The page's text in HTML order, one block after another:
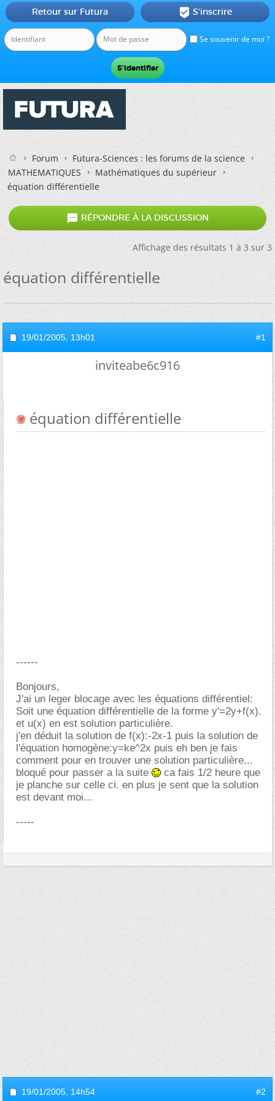
Se souvenir de moi ?
Retour sur Futura  S'inscrire
Forum
Futura-Sciences : les forums de la science
MATHEMATIQUES
Mathématiques du supérieur
équation différentielle
 RÉPONDRE À LA DISCUSSION
Affichage des résultats 1 à 3 sur 3
équation différentielle
19/01/2005, 13h01 #1
inviteabe6c916
équation différentielle
------
Bonjours,
J'ai un leger blocage avec les équations différentiel:
Soit une équation différentielle de la forme y'=2y+f(x).
et u(x) en est solution particulière.
j'en déduit la solution de f(x):-2x-1 puis la solution de
l'équation homogène:y=ke^2x puis eh ben je fais
comment pour en trouver une solution particulière...
bloqué pour passer a la suite
ca fais 1/2 heure que
je planche sur celle ci. en plus je sent que la solution
est devant moi...
-----
19/01/2005, 14h54 #2